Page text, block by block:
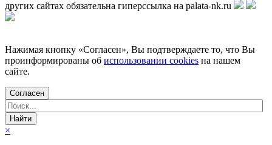
других сайтах обязательна гиперссылка на palata-nk.ru
Нажимая кнопку «Согласен», Вы подтверждаете то, что Вы
проинформированы об использовании cookies на нашем
сайте.
Согласен
×